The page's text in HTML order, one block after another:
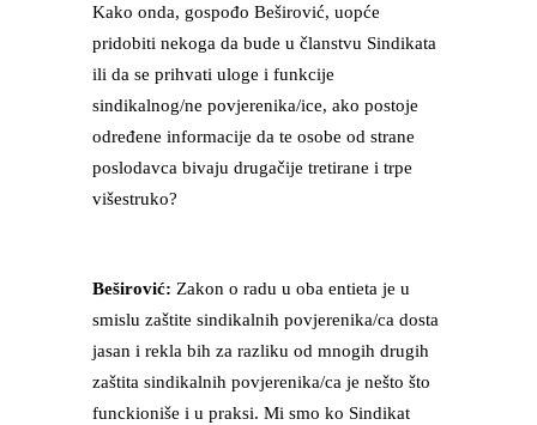
Kako onda, gospođo Beširović, uopće
pridobiti nekoga da bude u članstvu Sindikata
ili da se prihvati uloge i funkcije
sindikalnog/ne povjerenika/ice, ako postoje
određene informacije da te osobe od strane
poslodavca bivaju drugačije tretirane i trpe
višestruko?
Beširović: Zakon o radu u oba entieta je u
smislu zaštite sindikalnih povjerenika/ca dosta
jasan i rekla bih za razliku od mnogih drugih
zaštita sindikalnih povjerenika/ca je nešto što
funckioniše i u praksi. Mi smo ko Sindikat